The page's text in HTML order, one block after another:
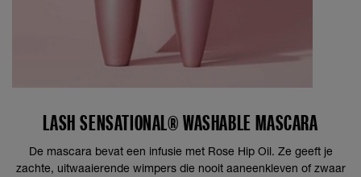
LASH SENSATIONAL® WASHABLE MASCARA
De mascara bevat een infusie met Rose Hip Oil. Ze geeft je
zachte, uitwaaierende wimpers die nooit aaneenkleven of zwaar